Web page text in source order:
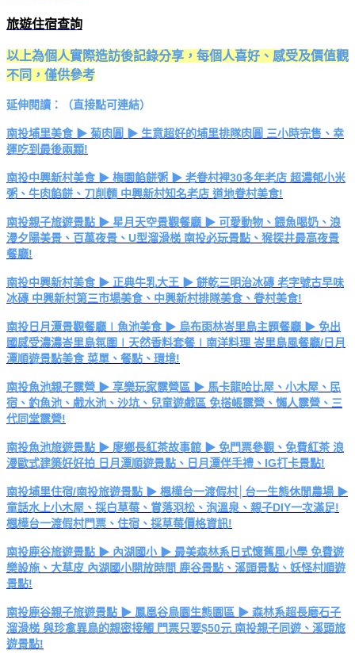
旅遊住宿查詢
以上為個人實際造訪後記錄分享，每個人喜好、感受及價值觀
不同，僅供參考
延伸閱讀：（直接點可連結）
南投埔里美食 ▶ 菊肉圓 ▶ 生意超好的埔里排隊肉圓 三小時完售、幸
運吃到最後兩顆!
南投中興新村美食 ▶ 梅園餡餅粥 ▶ 老眷村裡30多年老店 超濃郁小米
粥、牛肉餡餅、刀削麵 中興新村知名老店 道地眷村美食!
南投親子旅遊景點 ▶ 星月天空景觀餐廳 ▶ 可愛動物、餵魚喝奶、浪
漫夕陽美景、百萬夜景、U型溜滑梯 南投必玩景點、猴探井最高夜景
餐廳!
南投中興新村美食 ▶ 正典牛乳大王 ▶ 餅乾三明治冰磚 老字號古早味
冰磚 中興新村第三市場美食、中興新村排隊美食、眷村美食!
南投日月潭景觀餐廳∣魚池美食 ▶ 烏布雨林峇里島主題餐廳 ▶ 免出
國感受濃濃峇里島氛圍∣天然香料套餐∣南洋料理 峇里島風餐廳/日月
潭順遊景點美食 菜單、餐點、環境!
南投魚池親子露營 ▶ 享樂玩家露營區 ▶ 馬卡龍哈比屋、小木屋、民
宿、釣魚池、戲水池、沙坑、兒童遊戲區 免搭帳露營、懶人露營、三
代同堂露營!
南投魚池旅遊景點 ▶ 廖鄉長紅茶故事館 ▶ 免門票參觀、免費紅茶 浪
漫歐式建築好好拍 日月潭順遊景點、日月潭伴手禮、IG打卡景點!
南投埔里住宿/南投旅遊景點 ▶ 楓樺台一渡假村│台一生態休閒農場 ▶
童話水上小木屋、採白草莓、賞落羽松、泡溫泉、親子DIY一次滿足!
楓樺台一渡假村門票、住宿、採草莓價格資訊!
南投鹿谷旅遊景點 ▶ 內湖國小 ▶ 最美森林系日式懷舊風小學 免費遊
樂設施、大草皮 內湖國小開放時間 鹿谷景點、溪頭景點、妖怪村順遊
景點!
南投鹿谷親子旅遊景點 ▶ 鳳凰谷鳥園生態園區 ▶ 森林系超長磨石子
溜滑梯 與珍禽異鳥的親密接觸 門票只要$50元 南投親子同遊、溪頭旅
遊景點!